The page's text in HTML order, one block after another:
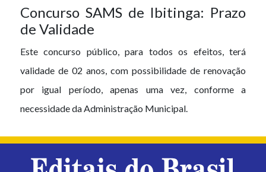
Concurso SAMS de Ibitinga: Prazo
de Validade
Este concurso público, para todos os efeitos, terá
validade de 02 anos, com possibilidade de renovação
por igual período, apenas uma vez, conforme a
necessidade da Administração Municipal.